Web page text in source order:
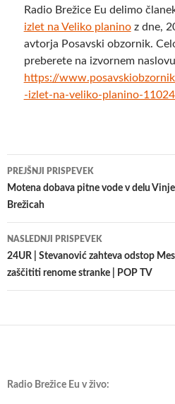
Radio Brežice Eu delimo
izlet na Veliko planinoz dne,
avtorja Posavski obzornik.
preberete na izvornem
https://
-izlet-na-veliko-planino-
Krmarjenje
po
PREJŠNJI PRISPEVEK
Motena dobava pitne vode v delu
Brežicah
NASLEDNJI PRISPEVEK
24UR | Stevanović zahteva odstop
zaščititi renome stranke | POP TV
Radio Brežice Eu v živo: